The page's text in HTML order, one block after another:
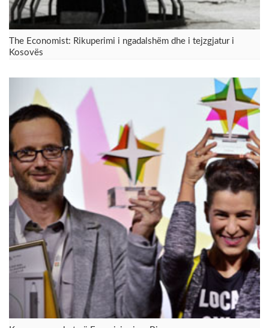
The Economist: Rikuperimi i ngadalshëm dhe i tejzgjatur i
Kosovës